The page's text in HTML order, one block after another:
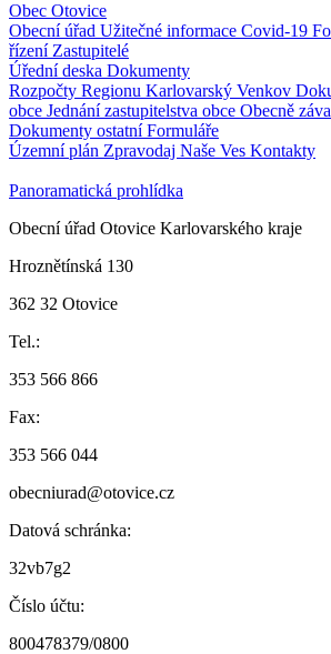
Obec Otovice
Obecní úřad Užitečné informace Covid-19
řízení Zastupitelé
Úřední deska Dokumenty
Rozpočty Regionu Karlovarský Venkov
obce Jednání zastupitelstva obce Obecně
Dokumenty ostatní Formuláře
Územní plán Zpravodaj Naše Ves Kontakty
Panoramatická prohlídka
Obecní úřad Otovice Karlovarského kraje
Hroznětínská 130
362 32 Otovice
Tel.:
353 566 866
Fax:
353 566 044
obecniurad@otovice.cz
Datová schránka:
32vb7g2
Číslo účtu:
800478379/0800